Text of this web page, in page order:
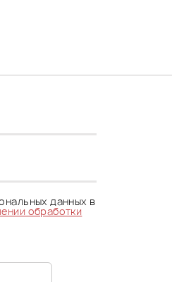
данных в
обработки